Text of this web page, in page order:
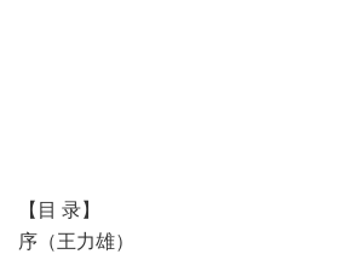
【目 录】
序（王力雄）